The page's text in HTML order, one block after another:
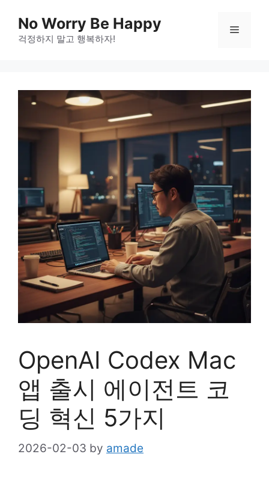
content
No Worry Be Happy
걱정하지 말고 행복하자!
Menu
OpenAI Codex Mac
앱 출시 에이전트 코
딩 혁신 5가지
2026-02-03 by amade